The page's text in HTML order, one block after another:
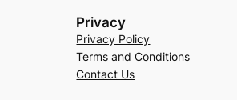
Privacy
Privacy Policy
Terms and Conditions
Contact Us